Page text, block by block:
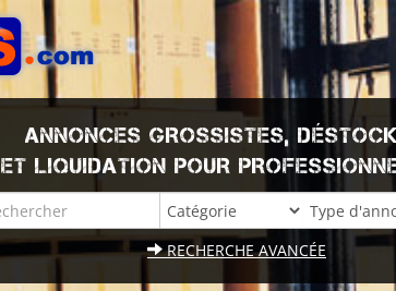
ANNONCES GROSSISTES,
ET LIQUIDATION POUR
RECHERCHE AVANCÉE